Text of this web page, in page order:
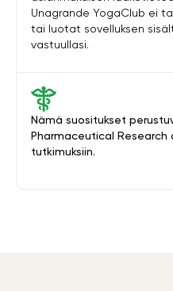
Nämä suositukset
Pharmaceutical Research
tutkimuksiin.
Unagrande YogaClub ei
tai luotat sovelluksen
vastuullasi.